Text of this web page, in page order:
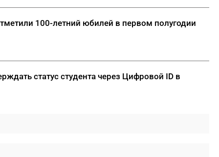
100-летний юбилей в первом полугодии
статус студента через Цифровой ID в